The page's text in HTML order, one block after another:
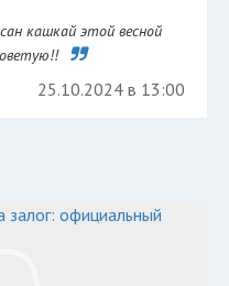
кашкай этой весной
25.10.2024 в 13:00